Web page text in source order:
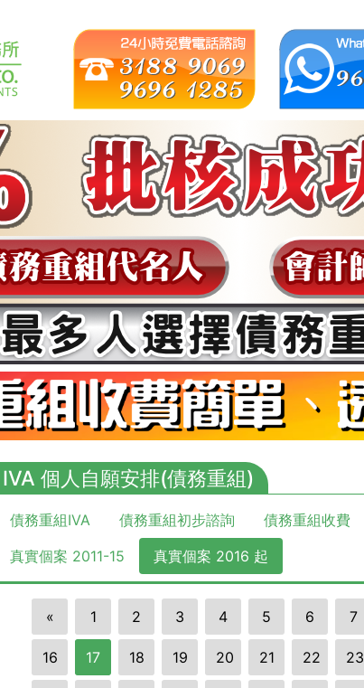
IVA 個人自願安排(債務重組)
債務重組IVA 債務重組初步諮詢 債務重組收費
真實個案 2011-15
真實個案 2016 起
« 1 2 3 4 5 6 7
16 17 18 19 20 21 22 23